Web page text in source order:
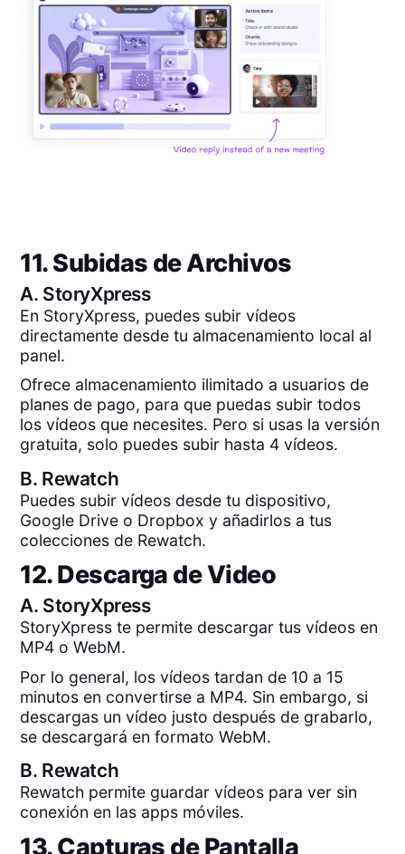
11. Subidas de Archivos
A. StoryXpress
En StoryXpress, puedes subir vídeos
directamente desde tu almacenamiento local al
panel.
Ofrece almacenamiento ilimitado a usuarios de
planes de pago, para que puedas subir todos
los vídeos que necesites. Pero si usas la versión
gratuita, solo puedes subir hasta 4 vídeos.
B. Rewatch
Puedes subir vídeos desde tu dispositivo,
Google Drive o Dropbox y añadirlos a tus
colecciones de Rewatch.
12. Descarga de Video
A. StoryXpress
StoryXpress te permite descargar tus vídeos en
MP4 o WebM.
Por lo general, los vídeos tardan de 10 a 15
minutos en convertirse a MP4. Sin embargo, si
descargas un vídeo justo después de grabarlo,
se descargará en formato WebM.
B. Rewatch
Rewatch permite guardar vídeos para ver sin
conexión en las apps móviles.
13. Capturas de Pantalla